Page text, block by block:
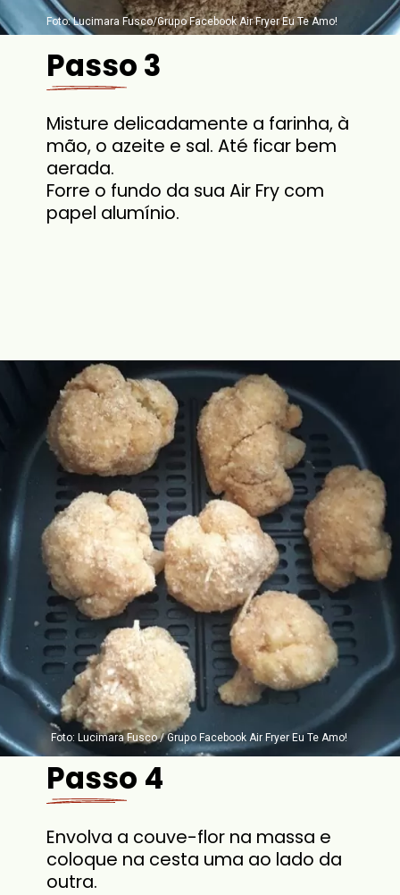
Passo 3
Misture delicadamente a farinha, à
mão, o azeite e sal. Até ficar bem
aerada.
Forre o fundo da sua Air Fry com
papel alumínio.
Foto: Lucimara Fusco/Grupo Facebook Air Fryer Eu Te Amo!
Passo 4
Envolva a couve-flor na massa e
coloque na cesta uma ao lado da
outra.
Foto: Lucimara Fusco / Grupo Facebook Air Fryer Eu Te Amo!